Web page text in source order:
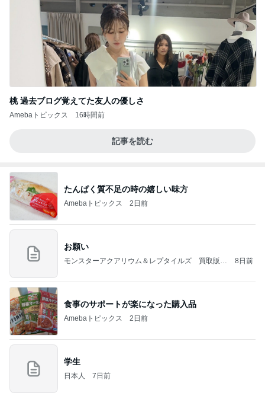
桃 過去ブログ覚えてた友人の優しさ
Amebaトピックス 16時間前
記事を読む
たんぱく質不足の時の嬉しい味方
Amebaトピックス 2日前
お願い
モンスターアクアリウム＆レプタイルズ 買取販売
8日前
食事のサポートが楽になった購入品
Amebaトピックス 2日前
学生
日本人 7日前